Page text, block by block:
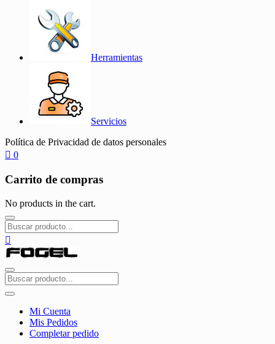
Herramientas
Servicios
Política de Privacidad de datos personales
0
Carrito de compras
No products in the cart.
Mi Cuenta
Mis Pedidos
Completar pedido